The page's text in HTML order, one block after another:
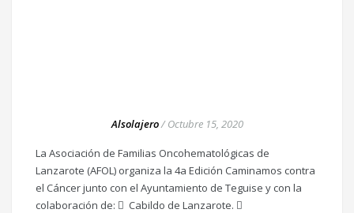
Alsolajero/Octubre 15, 2020
La Asociación de Familias Oncohematológicas de
Lanzarote (AFOL) organiza la 4a Edición Caminamos contra
el Cáncer junto con el Ayuntamiento de Teguise y con la
colaboración de:  Cabildo de Lanzarote. 